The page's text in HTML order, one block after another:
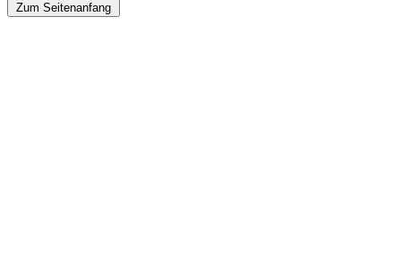
Zum Seitenanfang